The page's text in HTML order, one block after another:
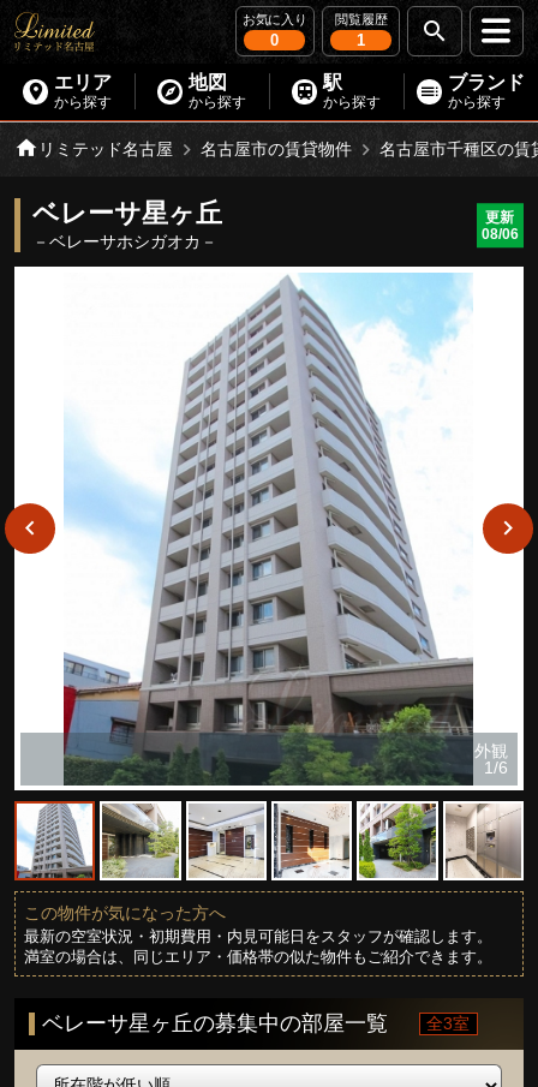
お気に入り
0
閲覧履歴
1
エリア
から探す
地図
から探す
駅
から探す
ブランド
から探す
リミテッド名古屋 名古屋市の賃貸物件 名古屋市千種区の賃
ベレーサ星ヶ丘
－ベレーサホシガオカ－
更新
08/06
外観
1/6
この物件が気になった方へ
最新の空室状況・初期費用・内見可能日をスタッフが確認します。
満室の場合は、同じエリア・価格帯の似た物件もご紹介できます。
ベレーサ星ヶ丘の募集中の部屋一覧 全3室